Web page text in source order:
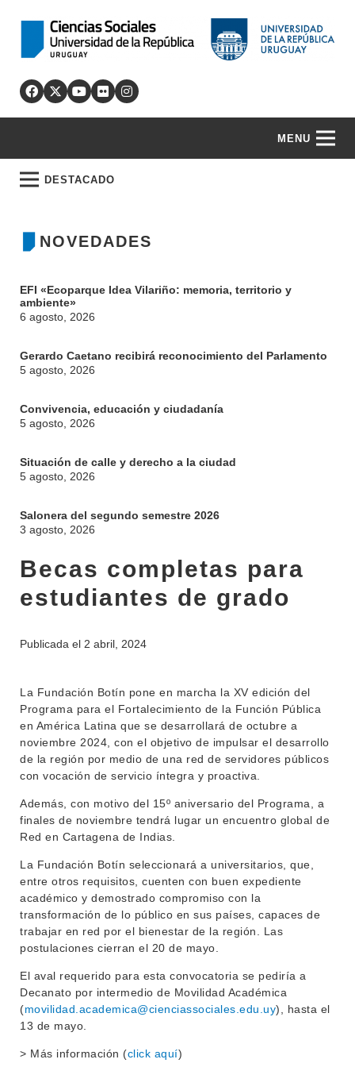
MENU
INSTITUCIONAL
LLAMADOS
NOTICIAS
CONTACTO
DESTACADO
EVA FCS
POSGRADOS
EDUCACIÓN PERMANENTE
BIBLIOTECA
NOVEDADES
EFI «Ecoparque Idea Vilariño: memoria, territorio y
ambiente»
6 agosto, 2026
Gerardo Caetano recibirá reconocimiento del Parlamento
5 agosto, 2026
Convivencia, educación y ciudadanía
5 agosto, 2026
Situación de calle y derecho a la ciudad
5 agosto, 2026
Salonera del segundo semestre 2026
3 agosto, 2026
Becas completas para
estudiantes de grado
Publicada el 2 abril, 2024
La Fundación Botín pone en marcha la XV edición del
Programa para el Fortalecimiento de la Función Pública
en América Latina que se desarrollará de octubre a
noviembre 2024, con el objetivo de impulsar el desarrollo
de la región por medio de una red de servidores públicos
con vocación de servicio íntegra y proactiva.
Además, con motivo del 15º aniversario del Programa, a
finales de noviembre tendrá lugar un encuentro global de
Red en Cartagena de Indias.
La Fundación Botín seleccionará a universitarios, que,
entre otros requisitos, cuenten con buen expediente
académico y demostrado compromiso con la
transformación de lo público en sus países, capaces de
trabajar en red por el bienestar de la región. Las
postulaciones cierran el 20 de mayo.
El aval requerido para esta convocatoria se pediría a
Decanato por intermedio de Movilidad Académica
(movilidad.academica@cienciassociales.edu.uy), hasta el
13 de mayo.
> Más información (click aquí)